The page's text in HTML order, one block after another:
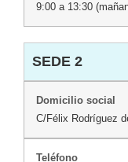
9:00 a 13:30
SEDE 2
C/Félix Rodríguez